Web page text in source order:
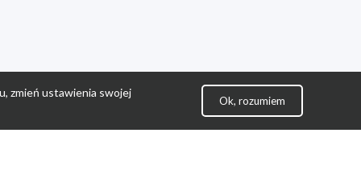
zmień ustawienia swojej
Ok, rozumiem